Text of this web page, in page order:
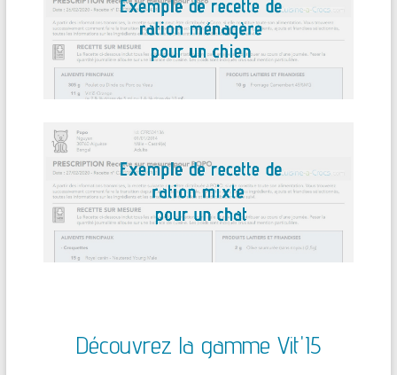
Découvrez la gamme Vit'I5